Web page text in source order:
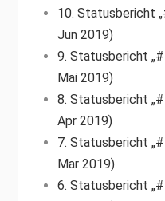
10. Statusbericht
Jun 2019)
9. Statusbericht
Mai 2019)
8. Statusbericht
Apr 2019)
7. Statusbericht
Mar 2019)
6. Statusbericht